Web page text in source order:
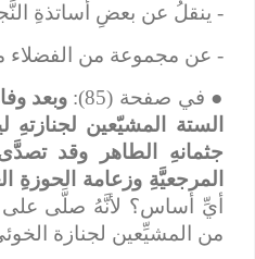
- ينقلُ عن بعضِ أساتذةِ
- عن مجموعة من الفضلاء
●في صفحة (85):
وبعد
الستة المشيّعين
جثمانهِ الطاهر وقد
المرجعيَّةِ وزعامة الحوزةِ
أيِّ أساس؟ لأنَّهُ صلَّى على
من المشيِّعين لجنازة